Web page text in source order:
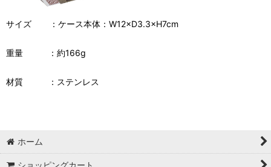
サイズ ： ケース本体： W12×D3.3×H7cm
重量 ：約166g
材質 ：ステンレス
ホーム
ショッピングカート